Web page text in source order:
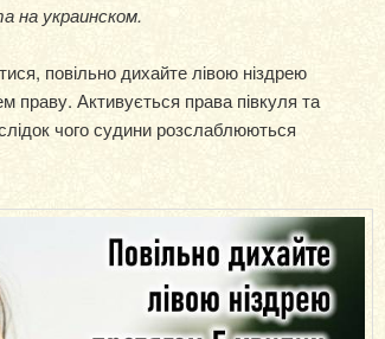
на украинском.
повільно дихайте лівою ніздрею
праву. Активується права півкуля та
чого судини розслаблюються